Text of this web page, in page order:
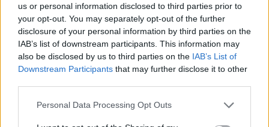
us or personal information disclosed to third parties prior to
your opt-out. You may separately opt-out of the further
disclosure of your personal information by third parties on the
IAB’s list of downstream participants. This information may
also be disclosed by us to third parties on the IAB’s List of
Downstream Participants that may further disclose it to other
Personal Data Processing Opt Outs
Kaip susipakuoti lagaminą (1900
paieškų per mėnesį)
Jei norite nebeatsiskaityti už registruotą bagažą, yra
keletas puikių patarimų, kaip susipakuoti lagaminą.
Vienas iš būdų – visada susukti daiktus į ritinį, nes taip